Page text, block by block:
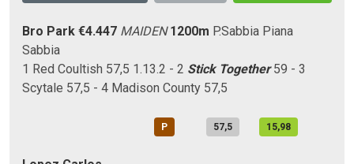
Bro Park €4.447 MAIDEN 1200m P.Sabbia Piana
Sabbia
1 Red Coultish 57,5 1.13.2 - 2 Stick Together59 - 3
Scytale 57,5 - 4 Madison County 57,5
P 57,5 15,98